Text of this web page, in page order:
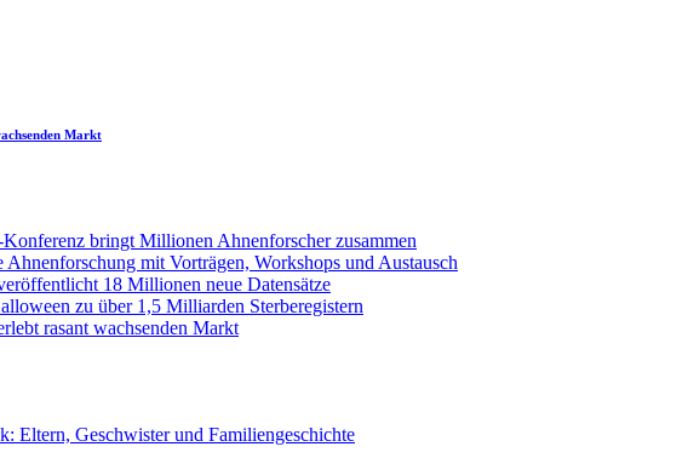
Markt
bringt Millionen Ahnenforscher zusammen
mit Vorträgen, Workshops und Austausch
18 Millionen neue Datensätze
zu über 1,5 Milliarden Sterberegistern
rasant wachsenden Markt
Eltern, Geschwister und Familiengeschichte